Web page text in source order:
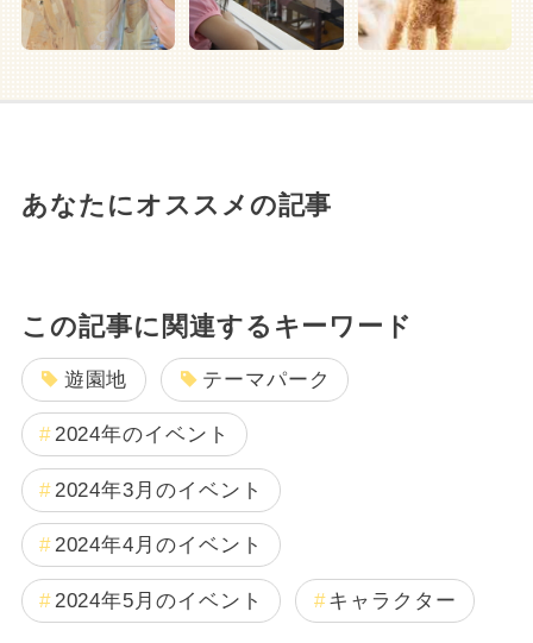
あなたにオススメの記事
この記事に関連するキーワード
遊園地 テーマパーク
2024年のイベント
2024年3月のイベント
2024年4月のイベント
2024年5月のイベント キャラクター